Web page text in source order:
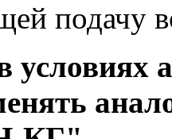
подачу
условиях